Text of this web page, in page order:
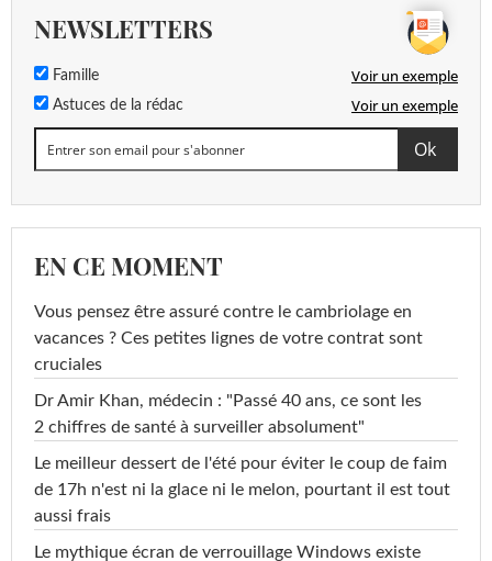
NEWSLETTERS
Famille Voir un exemple
Astuces de la rédac Voir un exemple
EN CE MOMENT
Vous pensez être assuré contre le cambriolage en
vacances ? Ces petites lignes de votre contrat sont
cruciales
Dr Amir Khan, médecin : "Passé 40 ans, ce sont les
2 chiffres de santé à surveiller absolument"
Le meilleur dessert de l'été pour éviter le coup de faim
de 17h n'est ni la glace ni le melon, pourtant il est tout
aussi frais
Le mythique écran de verrouillage Windows existe